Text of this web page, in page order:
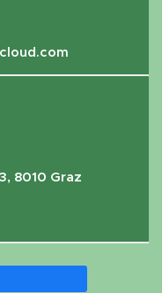
8010 Graz